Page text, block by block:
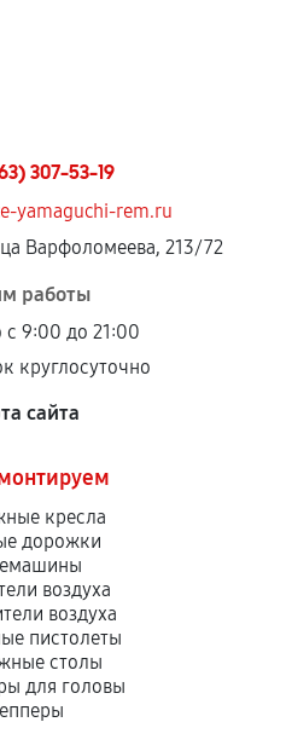
307-53-19
yamaguchi-rem.ru
Варфоломеева, 213/72
работы
с 9:00 до 21:00
круглосуточно
сайта
кресла
дорожки
воздуха
воздуха
пистолеты
столы
для головы